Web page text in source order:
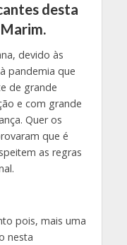
desta
devido às
pandemia que
de grande
e com grande
Quer os
que é
as regras
pois, mais uma
nesta